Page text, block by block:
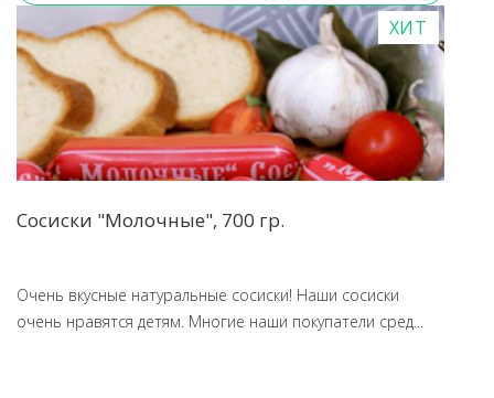
ХИТ
Сосиски "Молочные", 700 гр.
Очень вкусные натуральные сосиски! Наши сосиски
очень нравятся детям. Многие наши покупатели сред...